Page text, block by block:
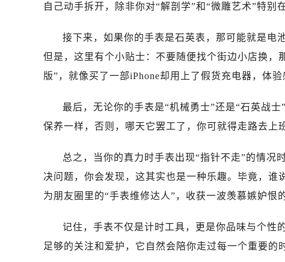
自己动手拆开，除非你对“解剖学”和“微雕艺术”特别在
接下来，如果你的手表是石英表，那可能就是电
但是，这里有个小贴士：不要随便找个街边小店换，
版”，就像买了一部iPhone却用上了假货充电器，体验
最后，无论你的手表是“机械勇士”还是“石英战
保养一样，否则，哪天它罢工了，你可就得走路去上
总之，当你的真力时手表出现“指针不走”的情况
决问题，你会发现，这其实也是一种乐趣。毕竟，谁
为朋友圈里的“手表维修达人”，收获一波羡慕嫉妒恨
记住，手表不仅是计时工具，更是你品味与个性
足够的关注和爱护，它自然会陪你走过每一个重要的